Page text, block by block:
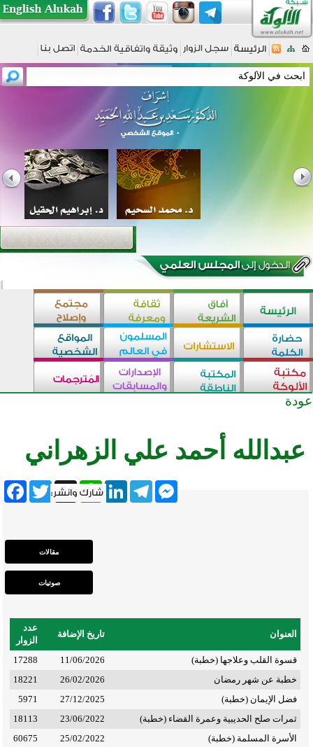
عودة
عبدالله أحمد علي الزهراني
Twitter X
WhatsAppLinkedInTelegram
Messenger
العنوان تاريخ الإضافة
عدد
الزوار
قسوة القلب وعلاجها (خطبة)
11/06/2026
17288
خطبة عن شهر رمضان
26/02/2026
18221
فضل الإيمان (خطبة)
27/12/2025
5971
ثمرات صلح الحديبية وعمرة القضاء (خطبة)
23/06/2022
18113
الأسرة المسلمة (خطبة)
25/02/2022
60675